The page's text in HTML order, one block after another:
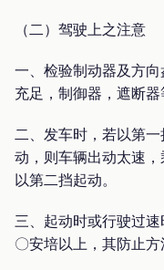
（二）驾驶上之注意
一、检验制动器及方
充足，制御器，遮断器
二、发车时，若以第
动，则车辆出动太速
以第二挡起动。
三、起动时或行驶过
〇安培以上，其防止方